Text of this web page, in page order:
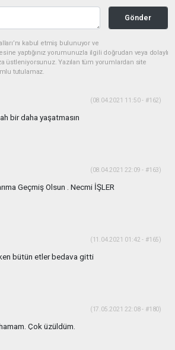
Gönder
kabul etmiş bulunuyor ve
yaptığınız yorumunuzla ilgili doğrudan veya dolaylı
üstleniyorsunuz. Yazılan tüm yorumlardan site
tutulamaz.
(08.04.2021 11:50 - #162)
bir daha yaşatmasın
(08.04.2021 22:09 - #163)
Geçmiş Olsun . Necmi İŞLER
(11.04.2021 01:42 - #165)
bütün etler bedava gitti
(17.05.2021 22:08 - #180)
Çok üzüldüm.